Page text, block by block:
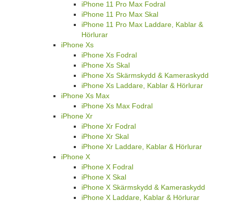
iPhone 11 Pro Max Fodral
iPhone 11 Pro Max Skal
iPhone 11 Pro Max Laddare, Kablar &
Hörlurar
iPhone Xs
iPhone Xs Fodral
iPhone Xs Skal
iPhone Xs Skärmskydd & Kameraskydd
iPhone Xs Laddare, Kablar & Hörlurar
iPhone Xs Max
iPhone Xs Max Fodral
iPhone Xr
iPhone Xr Fodral
iPhone Xr Skal
iPhone Xr Laddare, Kablar & Hörlurar
iPhone X
iPhone X Fodral
iPhone X Skal
iPhone X Skärmskydd & Kameraskydd
iPhone X Laddare, Kablar & Hörlurar